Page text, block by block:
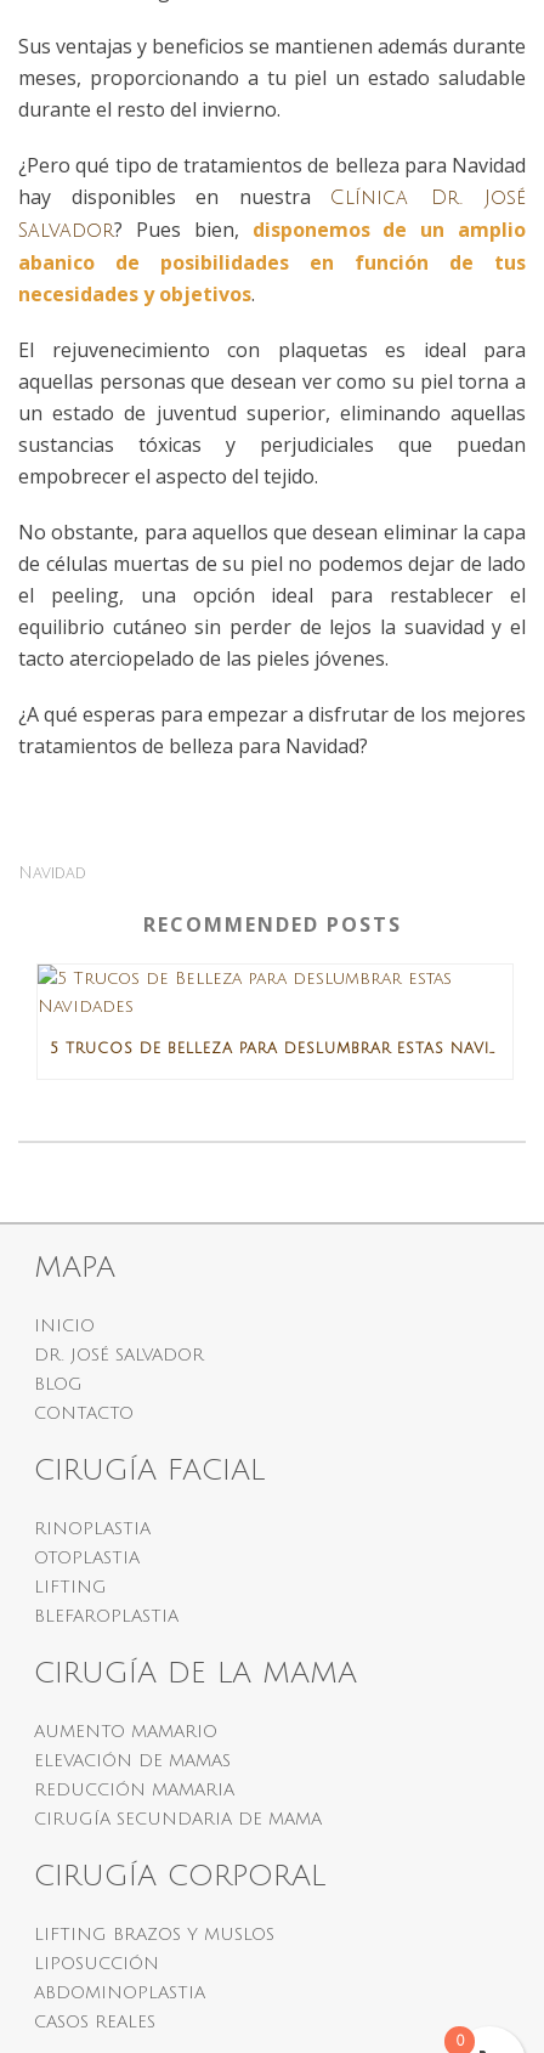
Sus ventajas y beneficios se mantienen además durante
meses, proporcionando a tu piel un estado saludable
durante el resto del invierno.
¿Pero qué tipo de tratamientos de belleza para Navidad
hay disponibles en nuestra
Clínica Dr. José
Salvador? Pues bien, disponemos de un amplio
abanico de posibilidades en función de tus
necesidades y objetivos.
El rejuvenecimiento con plaquetas es ideal para
aquellas personas que desean ver como su piel torna a
un estado de juventud superior, eliminando aquellas
sustancias tóxicas y perjudiciales que puedan
empobrecer el aspecto del tejido.
No obstante, para aquellos que desean eliminar la capa
de células muertas de su piel no podemos dejar de lado
el peeling, una opción ideal para restablecer el
equilibrio cutáneo sin perder de lejos la suavidad y el
tacto aterciopelado de las pieles jóvenes.
¿A qué esperas para empezar a disfrutar de los mejores
tratamientos de belleza para Navidad?
Navidad
RECOMMENDED POSTS
5 TRUCOS DE BELLEZA PARA DESLUMBRAR ESTAS NAVIDADES
MAPA
INICIO
DR. JOSÉ SALVADOR
BLOG
CONTACTO
CIRUGÍA FACIAL
RINOPLASTIA
OTOPLASTIA
LIFTING
BLEFAROPLASTIA
CIRUGÍA DE LA MAMA
AUMENTO MAMARIO
ELEVACIÓN DE MAMAS
REDUCCIÓN MAMARIA
CIRUGÍA SECUNDARIA DE MAMA
CIRUGÍA CORPORAL
LIFTING BRAZOS Y MUSLOS
LIPOSUCCIÓN
ABDOMINOPLASTIA
CASOS REALES
0